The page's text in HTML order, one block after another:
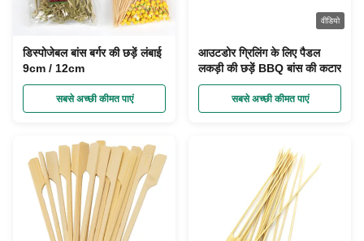
डिस्पोजेबल बांस बर्गर की छड़ें लंबाई
9cm / 12cm
सबसे अच्छी कीमत पाएं
वीडियो
आउटडोर ग्रिलिंग के लिए पैडल
लकड़ी की छड़ें BBQ बांस की कटार
सबसे अच्छी कीमत पाएं